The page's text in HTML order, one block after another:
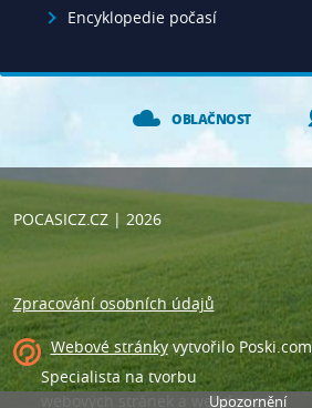
Encyklopedie počasí
OBLAČNOST
POCASICZ.CZ| 2026
Zpracování osobních údajů
Webové stránkyvytvořilo Poski.com
Specialista na tvorbu
webových stránek a webdesign.
Upozornění